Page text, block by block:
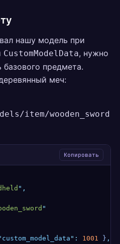
нашу модель при
CustomModelData, нужно
предмета.
меч:
item/wooden_sword
Копировать
" ,
"
custom_model_data " : 1001 } ,